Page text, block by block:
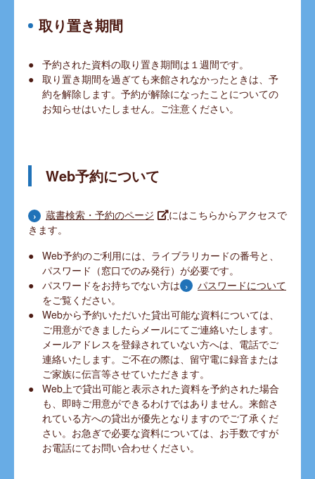
取り置き期間
予約された資料の取り置き期間は１週間です。
取り置き期間を過ぎても来館されなかったときは、予
約を解除します。予約が解除になったことについての
お知らせはいたしません。ご注意ください。
Web予約について
蔵書検索・予約のページ
にはこちらからアクセスで
きます。
Web予約のご利用には、ライブラリカードの番号と、
パスワード（窓口でのみ発行）が必要です。
パスワードをお持ちでない方は
パスワードについて
をご覧ください。
Webから予約いただいた貸出可能な資料については、
ご用意ができましたらメールにてご連絡いたします。
メールアドレスを登録されていない方へは、電話でご
連絡いたします。ご不在の際は、留守電に録音または
ご家族に伝言等させていただきます。
Web上で貸出可能と表示された資料を予約された場合
も、即時ご用意ができるわけではありません。来館さ
れている方への貸出が優先となりますのでご了承くだ
さい。お急ぎで必要な資料については、お手数ですが
お電話にてお問い合わせください。